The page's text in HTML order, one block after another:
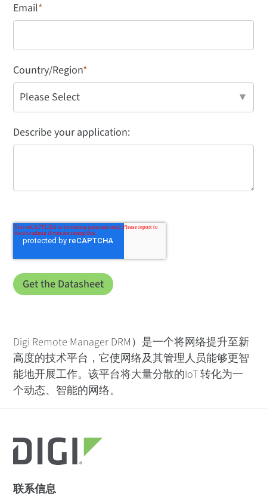
Email*
Country/Region*
Describe your application:
Digi Remote Manager DRM）是一个将网络提升至新
高度的技术平台，它使网络及其管理人员能够更智
能地开展工作。该平台将大量分散的IoT 转化为一
个动态、智能的网络。
联系信息